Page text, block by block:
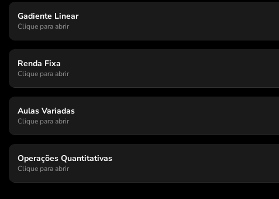
Gadiente Linear
Clique para abrir
Renda Fixa
Clique para abrir
Aulas Variadas
Clique para abrir
Operações Quantitativas
Clique para abrir